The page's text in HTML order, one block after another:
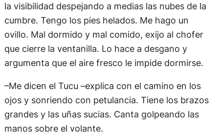
la visibilidad despejando a medias las nubes de la
cumbre. Tengo los pies helados. Me hago un
ovillo. Mal dormido y mal comido, exijo al chofer
que cierre la ventanilla. Lo hace a desgano y
argumenta que el aire fresco le impide dormirse.
–Me dicen el Tucu –explica con el camino en los
ojos y sonriendo con petulancia. Tiene los brazos
grandes y las uñas sucias. Canta golpeando las
manos sobre el volante.